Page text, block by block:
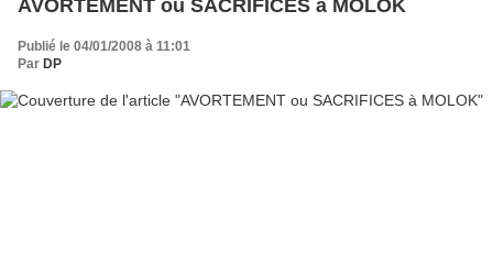
AVORTEMENT ou SACRIFICES à MOLOK
Publié le 04/01/2008 à 11:01
Par DP